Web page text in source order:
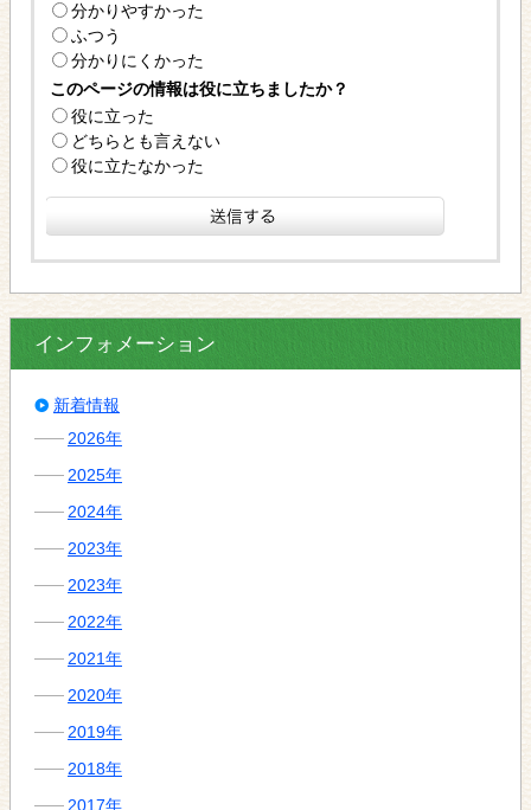
分かりやすかった
ふつう
分かりにくかった
このページの情報は役に立ちましたか？
役に立った
どちらとも言えない
役に立たなかった
インフォメーション
新着情報
2026年
2025年
2024年
2023年
2023年
2022年
2021年
2020年
2019年
2018年
2017年